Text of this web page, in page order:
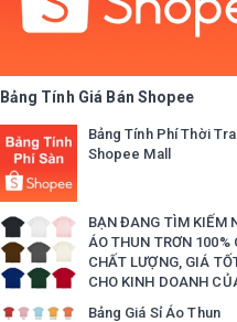
Bảng Tính Giá Bán Shopee
Bảng Tính Phí Thời
Shopee Mall
BẠN ĐANG TÌM KIẾM
ÁO THUN TRƠN 100%
CHẤT LƯỢNG, GIÁ
CHO KINH DOANH
Bảng Giá Sỉ Áo Thun